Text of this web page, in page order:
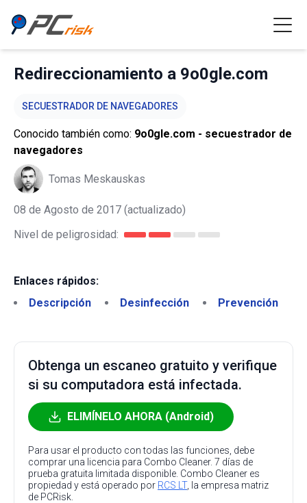
Redireccionamiento a 9o0gle.com
SECUESTRADOR DE NAVEGADORES
Conocido también como: 9o0gle.com - secuestrador de
navegadores
Tomas Meskauskas
08 de Agosto de 2017 (actualizado)
Nivel de peligrosidad:
Enlaces rápidos:
Descripción
Desinfección Prevención
Obtenga un escaneo gratuito y verifique
si su computadora está infectada.
ELIMÍNELO AHORA (Android)
Para usar el producto con todas las funciones, debe
comprar una licencia para Combo Cleaner. 7 días de
prueba gratuita limitada disponible. Combo Cleaner es
propiedad y está operado por RCS LT, la empresa matriz
de PCRisk.